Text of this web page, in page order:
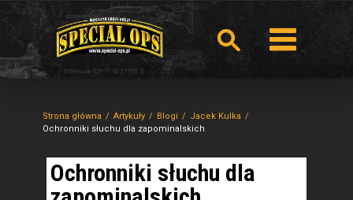
Strona główna Artykuły Blogi
Jacek Kulka
Ochronniki słuchu dla zapominalskich
Ochronniki słuchu dla